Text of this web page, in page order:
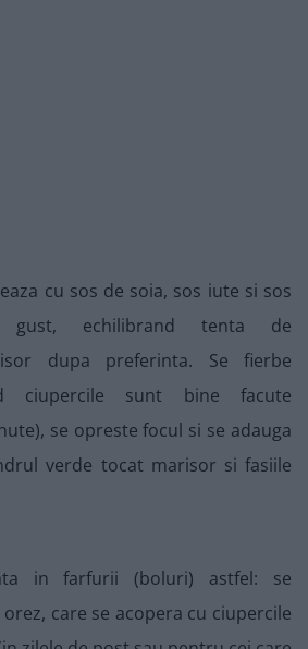
cu sos de soia, sos iute si sos
echilibrand tenta de
dupa preferinta. Se fierbe
ciupercile sunt bine facute
se opreste focul si se adauga
verde tocat marisor si fasiile
in farfurii (boluri) astfel: se
care se acopera cu ciupercile